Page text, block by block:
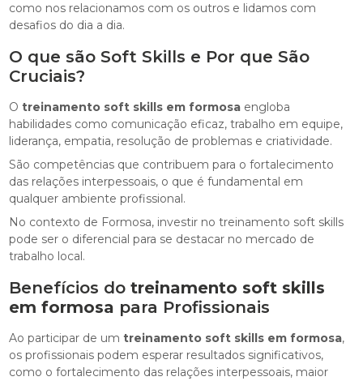
como nos relacionamos com os outros e lidamos com
desafios do dia a dia.
O que são Soft Skills e Por que São
Cruciais?
Otreinamento soft skills em formosa engloba
habilidades como comunicação eficaz, trabalho em equipe,
liderança, empatia, resolução de problemas e criatividade.
São competências que contribuem para o fortalecimento
das relações interpessoais, o que é fundamental em
qualquer ambiente profissional.
No contexto de Formosa, investir no treinamento soft skills
pode ser o diferencial para se destacar no mercado de
trabalho local.
Benefícios dotreinamento soft skills
em formosa para Profissionais
Ao participar de umtreinamento soft skills em formosa,
os profissionais podem esperar resultados significativos,
como o fortalecimento das relações interpessoais, maior